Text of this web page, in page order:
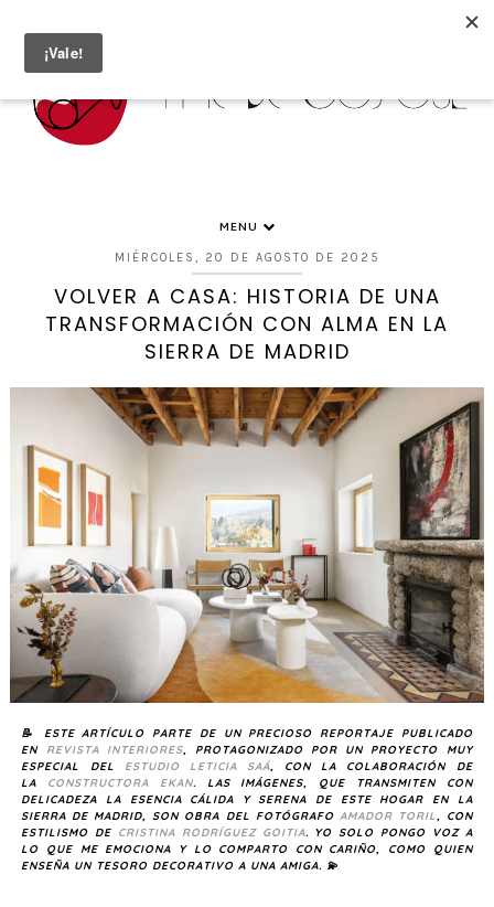
MENU
MIÉRCOLES, 20 DE AGOSTO DE 2025
VOLVER A CASA: HISTORIA DE UNA
TRANSFORMACIÓN CON ALMA EN LA
SIERRA DE MADRID
📝 ESTE ARTÍCULO PARTE DE UN PRECIOSO REPORTAJE PUBLICADO
EN
REVISTA INTERIORES, PROTAGONIZADO POR UN PROYECTO MUY
ESPECIAL DEL ESTUDIO LETICIA SAÁ, CON LA COLABORACIÓN DE
LA CONSTRUCTORA EKAN. LAS IMÁGENES, QUE TRANSMITEN CON
DELICADEZA LA ESENCIA CÁLIDA Y SERENA DE ESTE HOGAR EN LA
SIERRA DE MADRID, SON OBRA DEL FOTÓGRAFO AMADOR TORIL, CON
ESTILISMO DE CRISTINA RODRÍGUEZ GOITIA. YO SOLO PONGO VOZ A
LO QUE ME EMOCIONA Y LO COMPARTO CON CARIÑO, COMO QUIEN
ENSEÑA UN TESORO DECORATIVO A UNA AMIGA. 💫